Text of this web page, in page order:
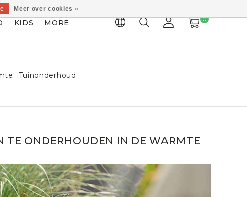
KIDS MORE 0
Tuinonderhoud
TE ONDERHOUDEN IN DE WARMTE
Meer over cookies »